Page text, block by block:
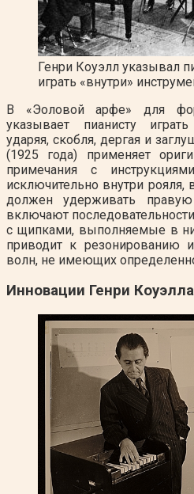
Генри Коуэлл указывал
играть «внутри»
В «Эоловой арфе» для
указывает пианисту
ударяя, скобля, дергая и
(1925 года) применяет
примечания с
исключительно внутри
должен удерживать
включают
с щипками, выполняемые в
приводит к резонированию
волн, не имеющих
Инновации Генри Коуэлла